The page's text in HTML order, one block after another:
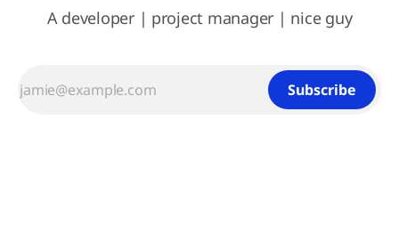
A developer | project manager | nice guy
Subscribe